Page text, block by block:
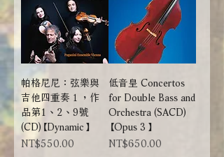
帕格尼尼：弦樂與
吉他四重奏１，作
品第1、2、9號
(CD)【Dynamic】
Price
NT$550.00
低音皇 Concertos
for Double Bass and
Orchestra (SACD)
【Opus 3】
Price
NT$650.00